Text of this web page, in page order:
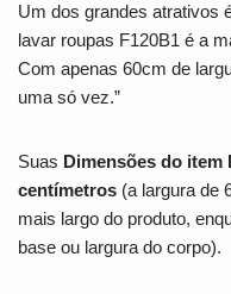
Um dos grandes atrativos
lavar roupas F120B1 é a
Com apenas 60cm de
uma só vez.”
Suas Dimensões do item
centímetros (a largura de
mais largo do produto,
base ou largura do corpo).